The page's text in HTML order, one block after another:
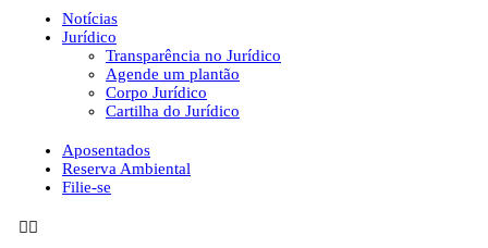
Notícias
Jurídico
Transparência no Jurídico
Agende um plantão
Corpo Jurídico
Cartilha do Jurídico
Aposentados
Reserva Ambiental
Filie-se